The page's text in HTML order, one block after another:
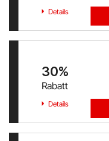
Douglas
Details
30%
Rabatt
Details